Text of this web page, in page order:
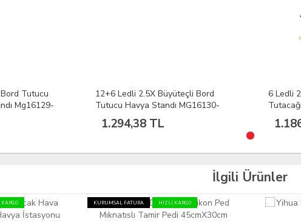
Tutucu
Mg16129-
12+6 Ledli 2.5X Büyüteçli Bord
Tutucu Havya Standı MG16130-
108C
1.294,38 TL
6 Ledli
İlgili Ürünler
KURUMSAL FATURA HIZLI KARGO